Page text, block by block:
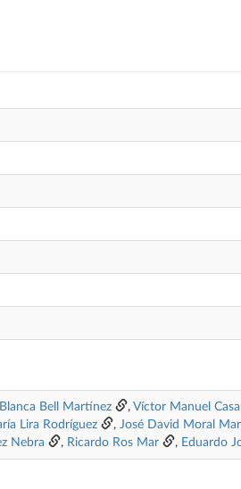
Bell Martínez , Víctor Manuel
Lira Rodríguez , José David Moral
Nebra , Ricardo Ros Mar , Eduardo